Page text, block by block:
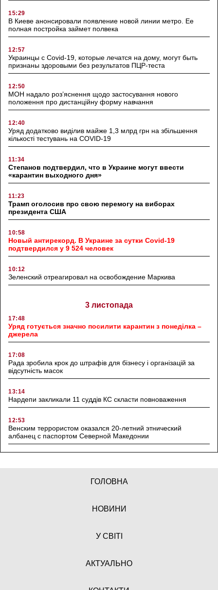
15:29
В Киеве анонсировали появление новой линии метро. Ее
полная постройка займет полвека
12:57
Украинцы с Covid-19, которые лечатся на дому, могут быть
признаны здоровыми без результатов ПЦР-теста
12:50
МОН надало роз’яснення щодо застосування нового
положення про дистанційну форму навчання
12:40
Уряд додатково виділив майже 1,3 млрд грн на збільшення
кількості тестувань на COVID-19
11:34
Степанов подтвердил, что в Украине могут ввести
«карантин выходного дня»
11:23
Трамп оголосив про свою перемогу на виборах
президента США
10:58
Новый антирекорд. В Украине за сутки Covid-19
подтвердился у 9 524 человек
10:12
Зеленский отреагировал на освобождение Маркива
3 листопада
17:48
Уряд готується значно посилити карантин з понеділка –
джерела
17:08
Рада зробила крок до штрафів для бізнесу і організацій за
відсутність масок
13:14
Нардепи закликали 11 суддів КС скласти повноваження
12:53
Венским террористом оказался 20-летний этнический
албанец с паспортом Северной Македонии
ГОЛОВНА
НОВИНИ
У СВІТІ
АКТУАЛЬНО